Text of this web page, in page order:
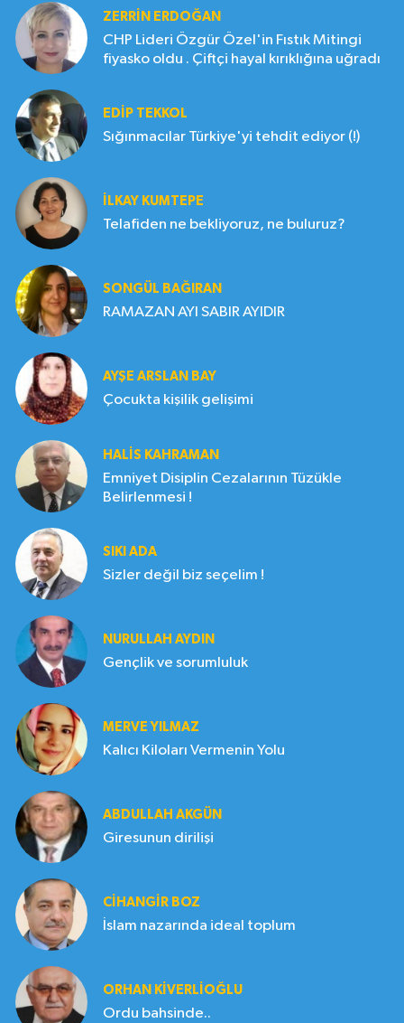
ZERRIN ERDOĞAN
CHP Lideri Özgür Özel'in Fıstık Mitingi
fiyasko oldu . Çiftçi hayal kırıklığına uğradı
EDIP TEKKOL
Sığınmacılar Türkiye'yi tehdit ediyor (!)
İLKAY KUMTEPE
Telafiden ne bekliyoruz, ne buluruz?
SONGÜL BAĞIRAN
RAMAZAN AYI SABIR AYIDIR
AYŞE ARSLAN BAY
Çocukta kişilik gelişimi
HALIS KAHRAMAN
Emniyet Disiplin Cezalarının Tüzükle
Belirlenmesi !
SIKI ADA
Sizler değil biz seçelim !
NURULLAH AYDIN
Gençlik ve sorumluluk
MERVE YILMAZ
Kalıcı Kiloları Vermenin Yolu
ABDULLAH AKGÜN
Giresunun dirilişi
CIHANGIR BOZ
İslam nazarında ideal toplum
ORHAN KIVERLIOĞLU
Ordu bahsinde..